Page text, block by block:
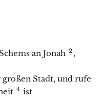
an Jonah 2 ,
großen Stadt, und rufe
4 ist